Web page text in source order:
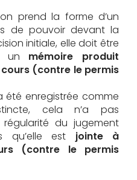
prend la forme d’un
de pouvoir devant la
initiale, elle doit être
un mémoire produit
cours (contre le permis
enregistrée comme
cela n’a pas
régularité du jugement
qu’elle est jointe à
(contre le permis